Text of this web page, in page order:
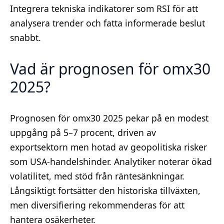
Integrera tekniska indikatorer som RSI för att
analysera trender och fatta informerade beslut
snabbt.
Vad är prognosen för omx30
2025?
Prognosen för omx30 2025 pekar på en modest
uppgång på 5–7 procent, driven av
exportsektorn men hotad av geopolitiska risker
som USA-handelshinder. Analytiker noterar ökad
volatilitet, med stöd från räntesänkningar.
Långsiktigt fortsätter den historiska tillväxten,
men diversifiering rekommenderas för att
hantera osäkerheter.